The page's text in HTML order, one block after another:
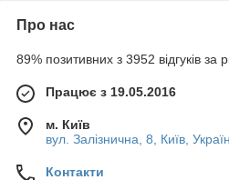
Про нас
89% позитивних з 3952 відгуків за
Працює з 19.05.2016
м. Київ
вул. Залізнична, 8, Київ,
Контакти